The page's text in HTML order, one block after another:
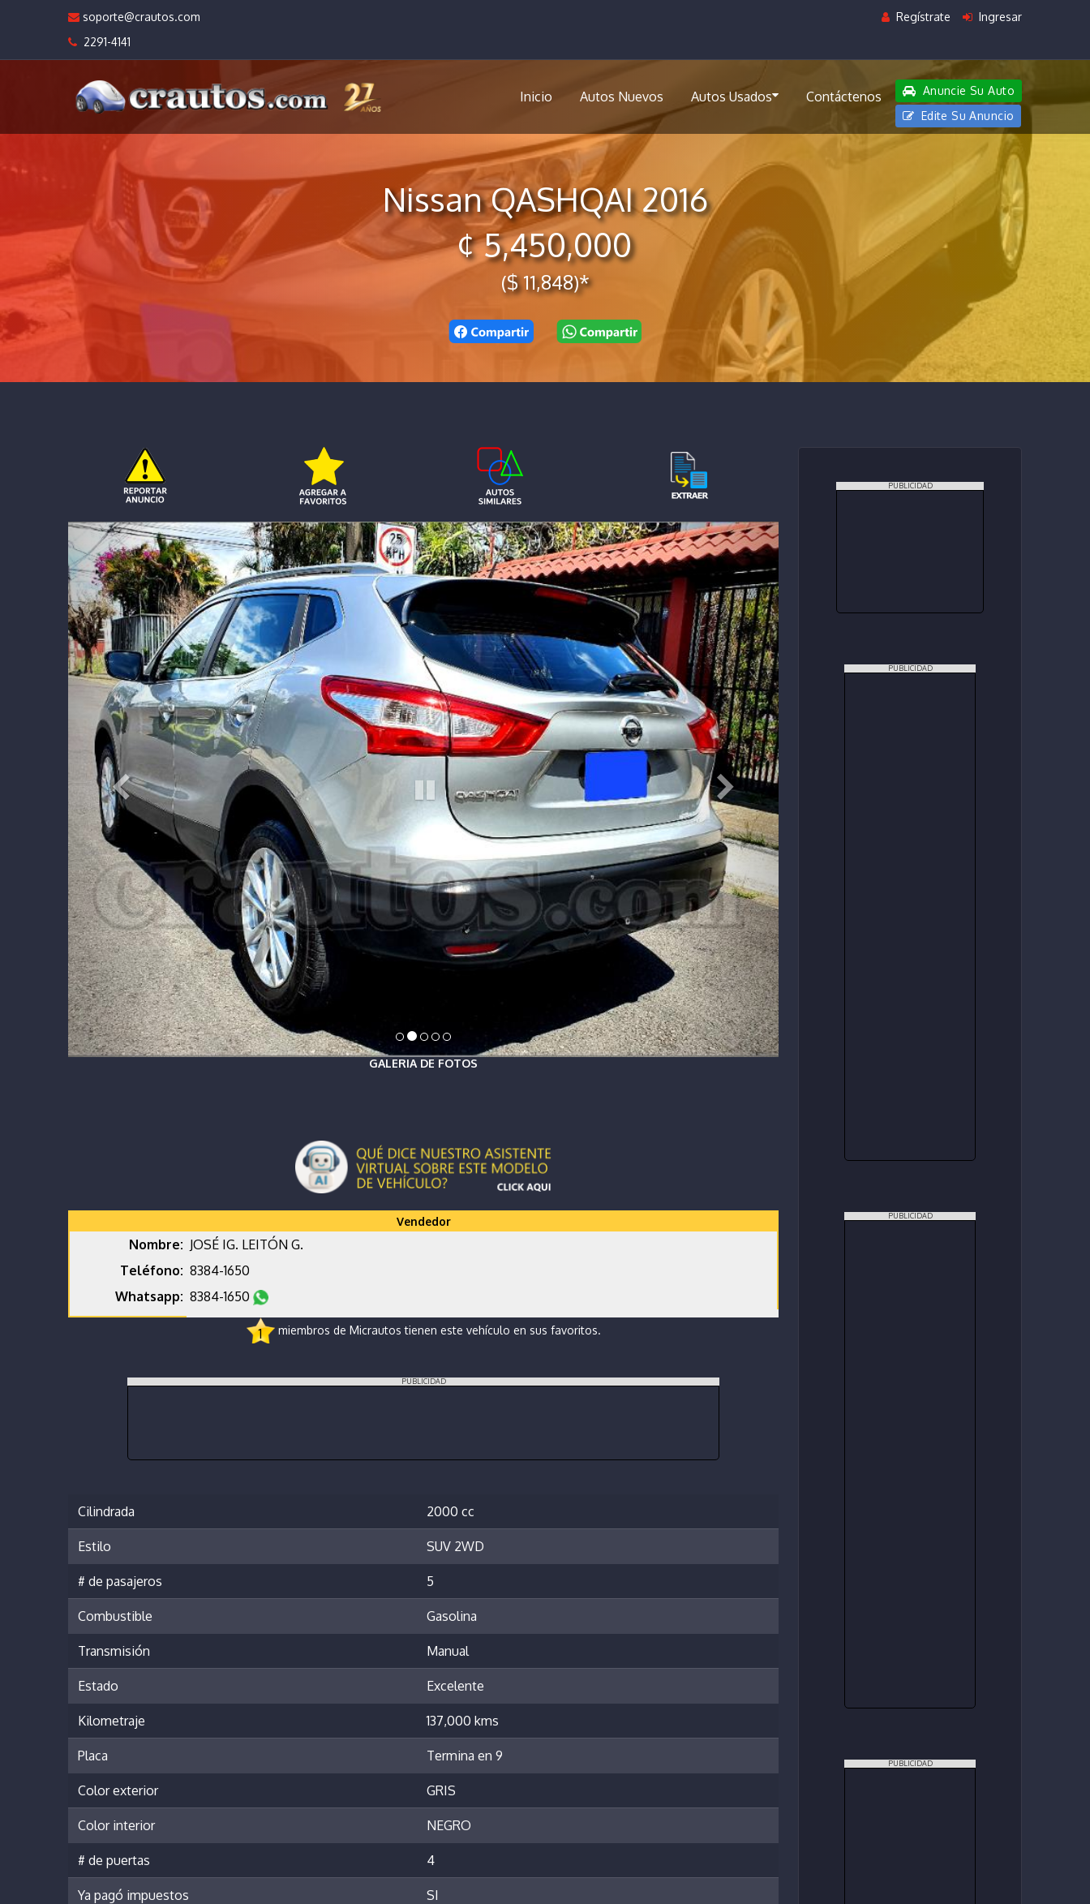
soporte@crautos.com
2291-4141
Regístrate Ingresar
Inicio Autos Nuevos Autos Usados Contáctenos
Anuncie Su Auto
Edite Su Anuncio
Nissan QASHQAI 2016
¢ 5,450,000
($ 11,848)*
GALERIA DE FOTOS
Vendedor
Nombre: JOSÉ IG. LEITÓN G.
Teléfono: 8384-1650
Whatsapp: 8384-1650
1 miembros de Micrautos tienen este vehículo en sus favoritos.
PUBLICIDAD
Cilindrada 2000 cc
Estilo SUV 2WD
# de pasajeros 5
Combustible Gasolina
Transmisión Manual
Estado Excelente
Kilometraje 137,000 kms
Placa Termina en 9
Color exterior GRIS
Color interior NEGRO
# de puertas 4
Ya pagó impuestos SI
PUBLICIDAD
PUBLICIDAD
PUBLICIDAD
PUBLICIDAD